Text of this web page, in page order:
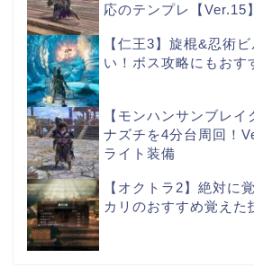
応のテンプレ【Ver.15】
【仁王3】旋棍&忍術
い！ボス攻略にもおす
【モンハンサンブレ
ナズチを4分台周回！
ライト装備
【オクトラ2】絶対に
カリのおすすめ覚えた